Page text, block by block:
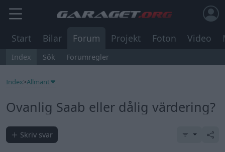
Start Bilar Forum Projekt Foton Video
Index Sök Forumregler
Index>Allmänt
Ovanlig Saab eller dålig värdering?
Skriv svar